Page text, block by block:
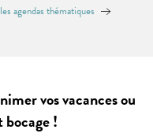
agendas thématiques
vos vacances ou
bocage !